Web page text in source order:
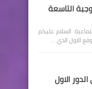
التاسعة
السلام عليكم
الاول الذي …
الاول